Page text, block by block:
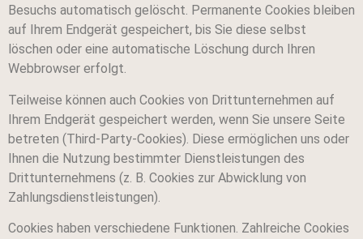
Besuchs automatisch gelöscht. Permanente Cookies bleiben
auf Ihrem Endgerät gespeichert, bis Sie diese selbst
löschen oder eine automatische Löschung durch Ihren
Webbrowser erfolgt.
Teilweise können auch Cookies von Drittunternehmen auf
Ihrem Endgerät gespeichert werden, wenn Sie unsere Seite
betreten (Third-Party-Cookies). Diese ermöglichen uns oder
Ihnen die Nutzung bestimmter Dienstleistungen des
Drittunternehmens (z. B. Cookies zur Abwicklung von
Zahlungsdienstleistungen).
Cookies haben verschiedene Funktionen. Zahlreiche Cookies